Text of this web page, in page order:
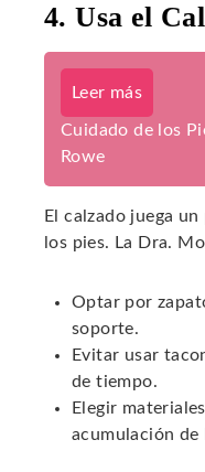
4. Usa el
Leer más
Cuidado de los
Rowe
El calzado juega
los pies. La Dra.
Optar por
soporte.
Evitar usar
de tiempo.
Elegir
acumulación de